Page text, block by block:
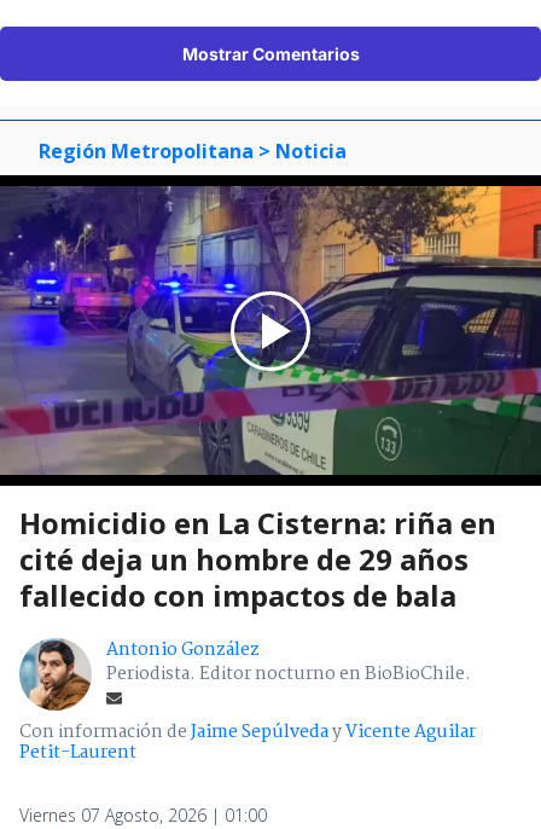
Mostrar Comentarios
Región Metropolitana > Noticia
Homicidio en La Cisterna: riña en
cité deja un hombre de 29 años
fallecido con impactos de bala
Antonio González
Periodista. Editor nocturno en BioBioChile.
Con información deJaime SepúlvedayVicente Aguilar
Petit-Laurent
Viernes 07 Agosto, 2026 | 01:00